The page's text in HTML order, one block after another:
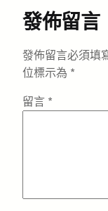
發佈留言
發佈留言必須填
位標示為 *
留言 *